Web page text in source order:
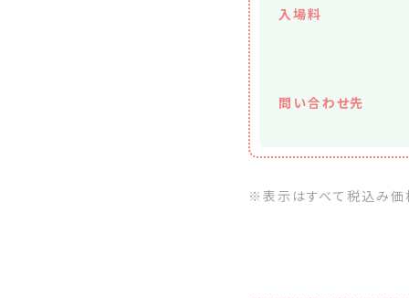
入場料
問い合わせ先
※表示はすべて税込み価